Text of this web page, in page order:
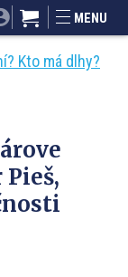
Mnamky-recepty.sk
MENU
Kto má dlhy?